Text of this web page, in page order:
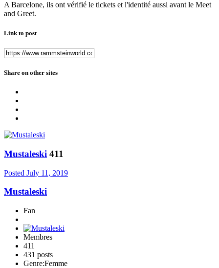
A Barcelone, ils ont vérifié le tickets et l'identité aussi avant le Meet
and Greet.
Link to post
Share on other sites
Mustaleski 411
Posted July 11, 2019
Mustaleski
Fan
Membres
411
431 posts
Genre:Femme